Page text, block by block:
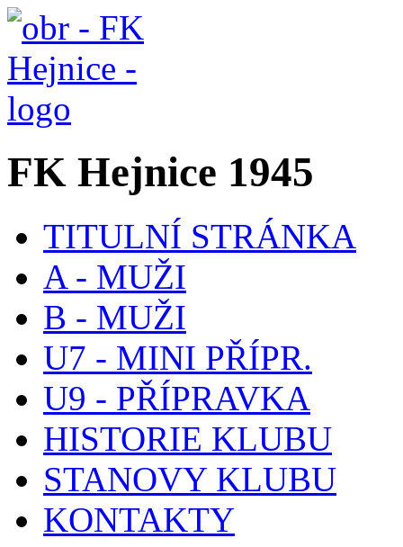
FK Hejnice 1945
TITULNÍ STRÁNKA
A - MUŽI
B - MUŽI
U7 - MINI PŘÍPR.
U9 - PŘÍPRAVKA
HISTORIE KLUBU
STANOVY KLUBU
KONTAKTY